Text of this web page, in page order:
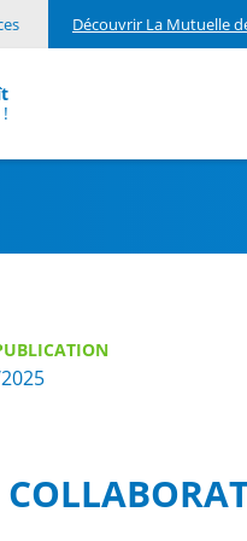
Découvrir La Mutuelle
offres